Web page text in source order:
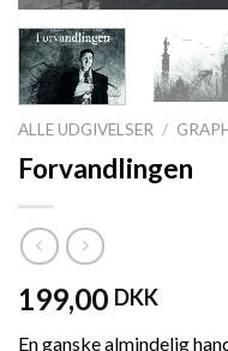
ALLE UDGIVELSER /
Forvandlingen
199,00 DKK
En ganske almindelig